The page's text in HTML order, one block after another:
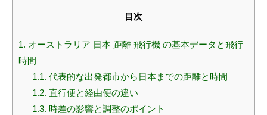
目次
1. オーストラリア 日本 距離 飛行機 の基本データと飛行
時間
1.1. 代表的な出発都市から日本までの距離と時間
1.2. 直行便と経由便の違い
1.3. 時差の影響と調整のポイント